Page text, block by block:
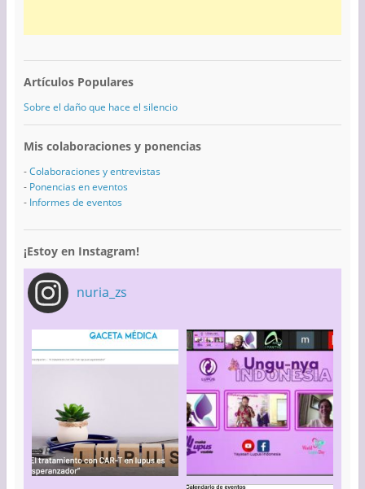
Artículos Populares
Sobre el daño que hace el silencio
Mis colaboraciones y ponencias
-Colaboraciones y entrevistas
- Ponencias en eventos
- Informes de eventos
¡Estoy en Instagram!
nuria_zs